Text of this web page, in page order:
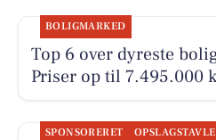
BOLIGMARKED
Top 6 over dyreste
Priser op til 7.495.000
SPONSORERET